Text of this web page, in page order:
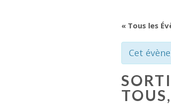
« Tous les
Cet